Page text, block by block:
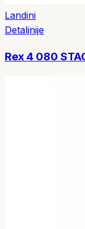
Landini
Detaljnije
Rex 4 080